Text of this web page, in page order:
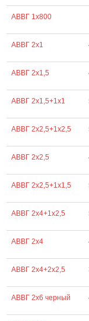
АВВГ 1х800
АВВГ 2х1
АВВГ 2х1,5
АВВГ 2х1,5+1х1
АВВГ 2х2,5+1х2,5
АВВГ 2х2,5
АВВГ 2х2,5+1х1,5
АВВГ 2х4+1х2,5
АВВГ 2х4
АВВГ 2х4+2х2,5
АВВГ 2х6 черный